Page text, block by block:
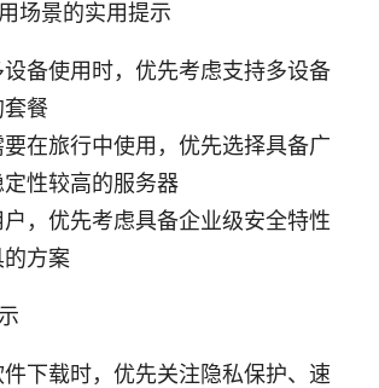
场景的实用提示
备使用时，优先考虑支持多设备
套餐
在旅行中使用，优先选择具备广
性较高的服务器
，优先考虑具备企业级安全特性
方案
下载时，优先关注隐私保护、速